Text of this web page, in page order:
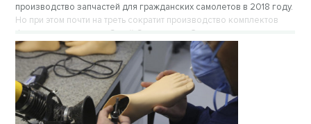
производство запчастей для гражданских самолетов в 2018 году.
Но при этом почти на треть сократит производство комплектов
фюзеляжа самолета «Сухой Суперджет». Это связано со
снижением заказов на отдельные части самолета и ростом
спроса на мелкие детали этих частей.